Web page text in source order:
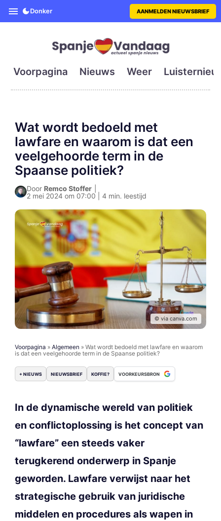
SpanjeVandaag is de eerste
Donker AANMELDEN NIEUWSBRIEF
Voorpagina Nieuws Weer
Wat wordt bedoeld met
lawfare en waarom is dat een
veelgehoorde term in de
Spaanse politiek?
Door Remco Stoffer
2 mei 2024 om 07:00 | 4 min. leestijd
© via canva.com
Voorpagina » Algemeen » Wat wordt bedoeld met lawfare en waarom
is dat een veelgehoorde term in de Spaanse politiek?
+ NIEUWS NIEUWSBRIEF KOFFIE? VOORKEURSBRON
In de dynamische wereld van politiek
en conflictoplossing is het concept van
“lawfare” een steeds vaker
terugkerend onderwerp in Spanje
geworden. Lawfare verwijst naar het
strategische gebruik van juridische
middelen en procedures als wapen in